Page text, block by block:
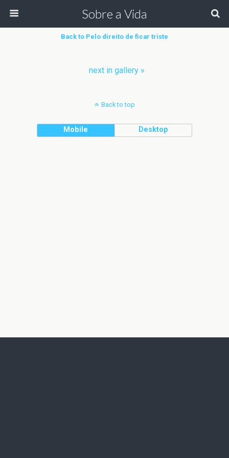
Sobre a Vida
Back to Pelo direito de ficar triste
next in gallery »
Back to top
Mobile Desktop